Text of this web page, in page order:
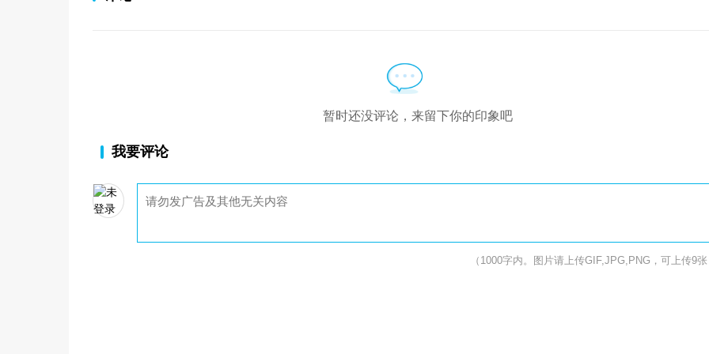
暂时还没评论，来留下你的印象吧
我要评论
（1000字内。图片请上传GIF,JPG,PNG，可上传9